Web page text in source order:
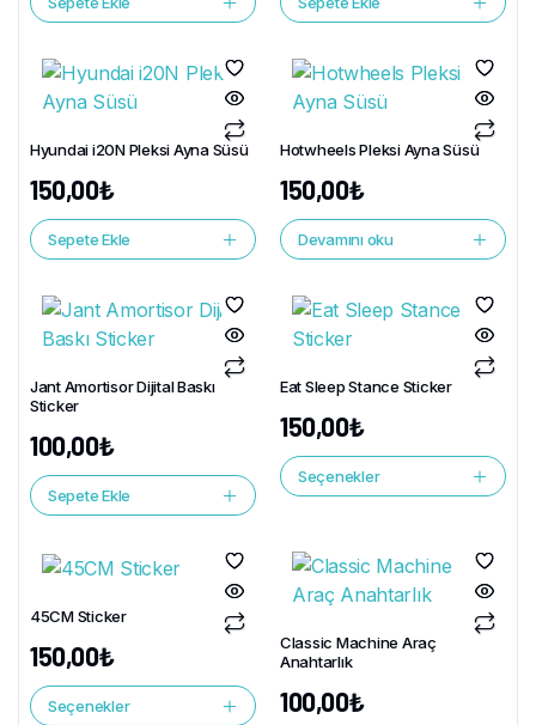
Hyundai i20N Pleksi Ayna Süsü
150,00₺
Sepete Ekle
Hotwheels Pleksi Ayna Süsü
150,00₺
Devamını oku
Jant Amortisor Dijital Baskı
Sticker
100,00₺
Sepete Ekle
Eat Sleep Stance Sticker
150,00₺
Seçenekler
45CM Sticker
150,00₺
Seçenekler
Classic Machine Araç
Anahtarlık
100,00₺